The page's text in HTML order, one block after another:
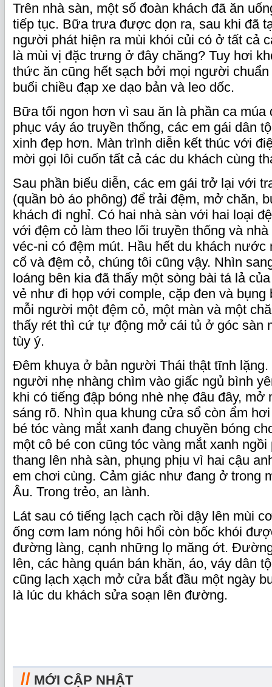
Trên nhà sàn, một số đoàn khách đã ăn
tiếp tục. Bữa trưa được dọn ra, sau khi đã
người phát hiện ra mùi khói củi có ở tất cả
là mùi vị đặc trưng ở đây chăng? Tuy hơi
thức ăn cũng hết sạch bởi mọi người
buổi chiều đạp xe dạo bản và leo dốc.
Bữa tối ngon hơn vì sau ăn là phần ca múa
phục váy áo truyền thống, các em gái dân
xinh đẹp hơn. Màn trình diễn kết thúc với
mời gọi lôi cuốn tất cả các du khách cùng
Sau phần biểu diễn, các em gái trở lại với
(quần bò áo phông) để trải đệm, mở chăn,
khách đi nghỉ. Có hai nhà sàn với hai loại
với đệm cỏ làm theo lối truyền thống và
véc-ni có đệm mút. Hầu hết du khách nước
cổ và đệm cỏ, chúng tôi cũng vậy. Nhìn
loáng bên kia đã thấy một sòng bài tá lả
vẻ như đi họp với comple, cặp đen và bụng
mỗi người một đệm cỏ, một màn và một
thấy rét thì cứ tự động mở cái tủ ở góc sàn
tùy ý.
Đêm khuya ở bản người Thái thật tĩnh lặng.
người nhẹ nhàng chìm vào giấc ngủ bình
khi có tiếng đập bóng nhè nhẹ đâu đây, mở
sáng rõ. Nhìn qua khung cửa sổ còn ẩm
bé tóc vàng mắt xanh đang chuyền bóng
một cô bé con cũng tóc vàng mắt xanh
thang lên nhà sàn, phụng phịu vì hai cậu
em chơi cùng. Cảm giác như đang ở trong
Âu. Trong trẻo, an lành.
Lát sau có tiếng lạch cạch rồi dậy lên mùi
ống cơm lam nóng hôi hổi còn bốc khói
đường làng, cạnh những lọ măng ớt.
lên, các hàng quán bán khăn, áo, váy dân
cũng lạch xạch mở cửa bắt đầu một ngày
là lúc du khách sửa soạn lên đường.
// MỚI CẬP NHẬT